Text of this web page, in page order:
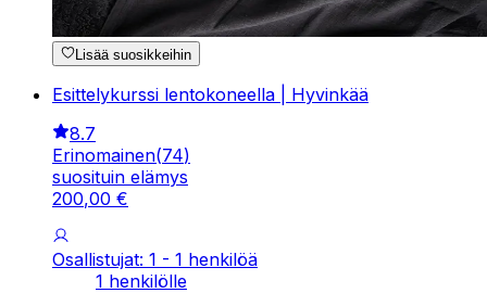
Lisää suosikkeihin
Esittelykurssi lentokoneella | Hyvinkää
8.7
Erinomainen(74)
suosituin elämys
200,00 €
Osallistujat: 1 - 1 henkilöä
1 henkilölle